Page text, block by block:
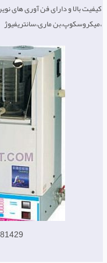
کیفیت بالا و دارای فن آوری های
،میکروسکوپ،بن ماری،سانتریفیوژ